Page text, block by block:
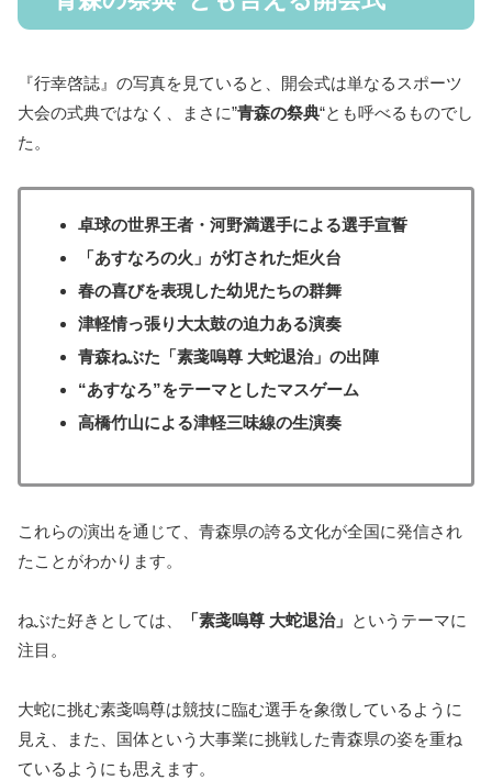
『行幸啓誌』の写真を見ていると、開会式は単なるスポーツ
大会の式典ではなく、まさに”青森の祭典“とも呼べるものでし
た。
卓球の世界王者・河野満選手による選手宣誓
「あすなろの火」が灯された炬火台
春の喜びを表現した幼児たちの群舞
津軽情っ張り大太鼓の迫力ある演奏
青森ねぶた「素戔嗚尊 大蛇退治」の出陣
“あすなろ”をテーマとしたマスゲーム
高橋竹山による津軽三味線の生演奏
これらの演出を通じて、青森県の誇る文化が全国に発信され
たことがわかります。
ねぶた好きとしては、 「素戔嗚尊 大蛇退治」 というテーマに
注目。
大蛇に挑む素戔嗚尊は競技に臨む選手を象徴しているように
見え、また、国体という大事業に挑戦した青森県の姿を重ね
ているようにも思えます。